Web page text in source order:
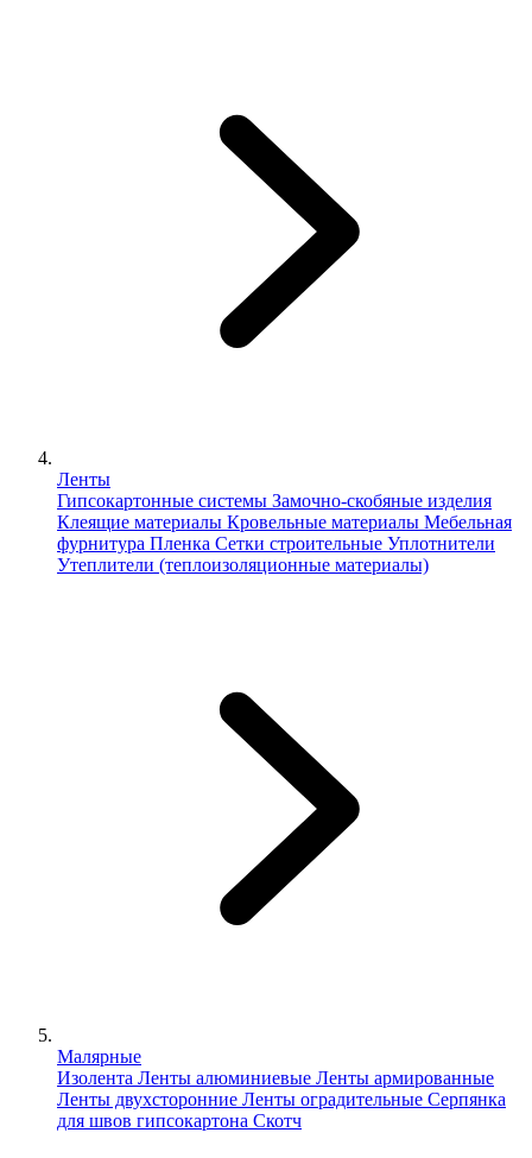
Ленты
Гипсокартонные системы Замочно-скобяные изделия
Клеящие материалы Кровельные материалы Мебельная
фурнитура Пленка Сетки строительные Уплотнители
Утеплители (теплоизоляционные материалы)
Малярные
Изолента Ленты алюминиевые Ленты армированные
Ленты двухсторонние Ленты оградительные Серпянка
для швов гипсокартона Скотч